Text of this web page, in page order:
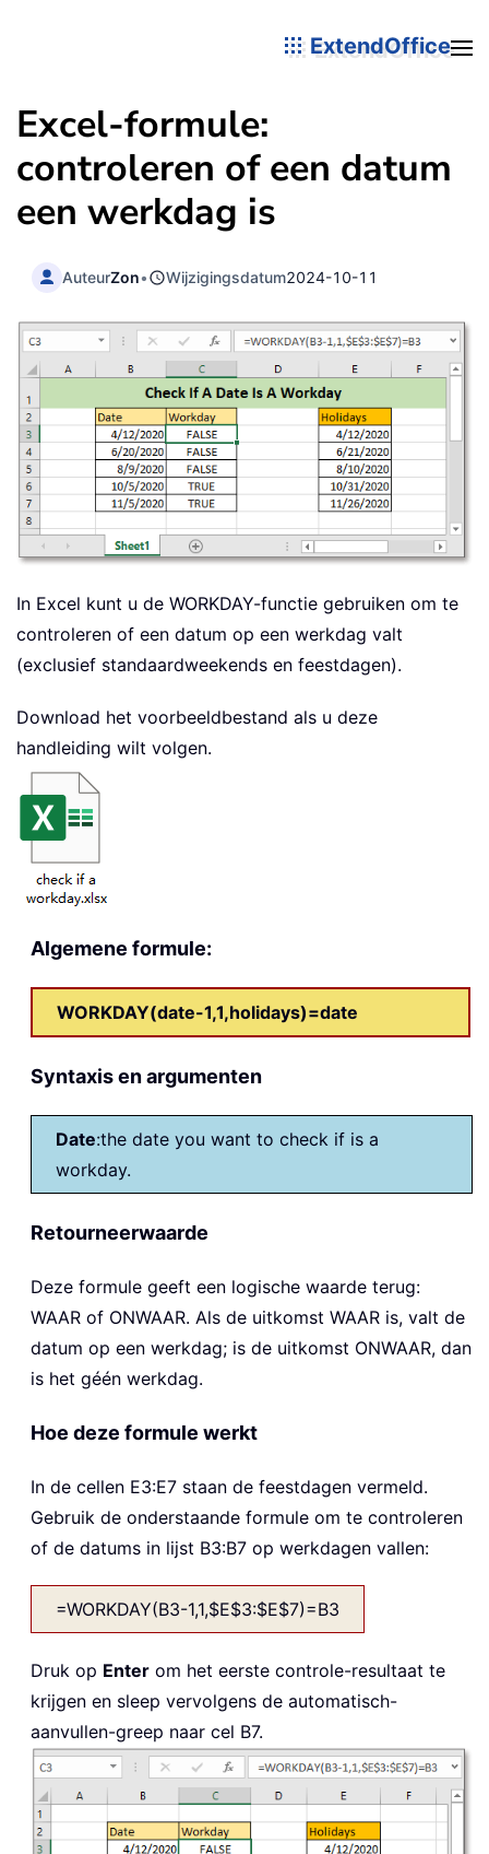
ExtendOffice
Excel-formule:
controleren of een datum
een werkdag is
AuteurZon• Wijzigingsdatum2024-10-11
In Excel kunt u de WORKDAY-functie gebruiken om te
controleren of een datum op een werkdag valt
(exclusief standaardweekends en feestdagen).
Download het voorbeeldbestand als u deze
handleiding wilt volgen.
Algemene formule:
WORKDAY(date-1,1,holidays)=date
Syntaxis en argumenten
Date:the date you want to check if is a
workday.
Retourneerwaarde
Deze formule geeft een logische waarde terug:
WAAR of ONWAAR. Als de uitkomst WAAR is, valt de
datum op een werkdag; is de uitkomst ONWAAR, dan
is het géén werkdag.
Hoe deze formule werkt
In de cellen E3:E7 staan de feestdagen vermeld.
Gebruik de onderstaande formule om te controleren
of de datums in lijst B3:B7 op werkdagen vallen:
=WORKDAY(B3-1,1,$E$3:$E$7)=B3
Druk op Enter om het eerste controle-resultaat te
krijgen en sleep vervolgens de automatisch-
aanvullen-greep naar cel B7.